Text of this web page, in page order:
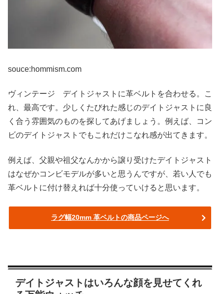
souce:hommism.com
ヴィンテージ デイトジャストに革ベルトを合わせる。こ
れ、最高です。少しくたびれた感じのデイトジャストに良
く合う雰囲気のものを探してあげましょう。例えば、コン
ビのデイトジャストでもこれだけこなれ感が出てきます。
例えば、父親や祖父なんかから譲り受けたデイトジャスト
はなぜかコンビモデルが多いと思うんですが、若い人でも
革ベルトに付け替えれば十分使っていけると思います。
ラグ幅20mm 革ベルトの商品ページへ
デイトジャストはいろんな顔を見せてくれ